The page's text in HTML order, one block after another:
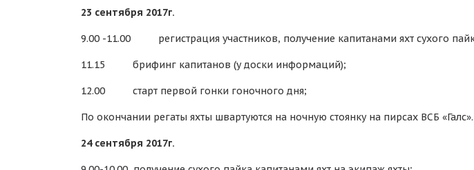
23 сентября 2017г.
9.00 -11.00 регистрация участников, получение капитанами яхт сухого
11.15 брифинг капитанов (у доски информаций);
12.00 старт первой гонки гоночного дня;
По окончании регаты яхты швартуются на ночную стоянку на пирсах ВСБ «Галс».
24 сентября 2017г.